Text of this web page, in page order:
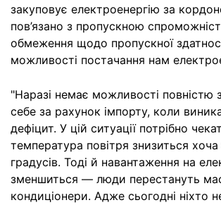
закуповує електроенергію за
пов’язано з пропускною
обмеження щодо пропускної
можливості постачання нам
"Наразі немає можливості повністю
себе за рахунок імпорту, коли
дефіцит. У цій ситуації потрібно
температура повітря знизиться
градусів. Тоді й навантаження на
зменшиться — люди перестануть
кондиціонери. Адже сьогодні ніхто